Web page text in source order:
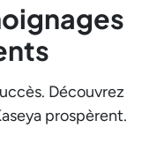
Découvrez
prospèrent.